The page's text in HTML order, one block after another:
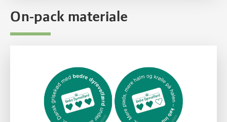
On-pack materiale